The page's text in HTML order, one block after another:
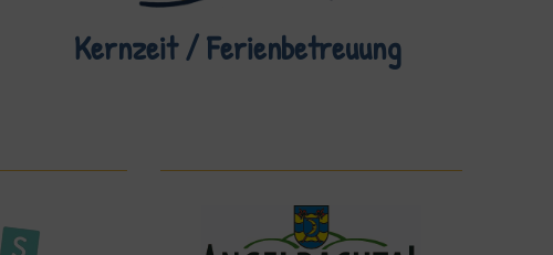
Kernzeit / Ferienbetreuung